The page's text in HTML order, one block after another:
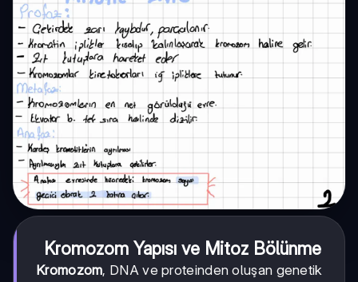
Kromozom Yapısı ve Mitoz Bölünme
Kromozom, DNA ve proteinden oluşan genetik